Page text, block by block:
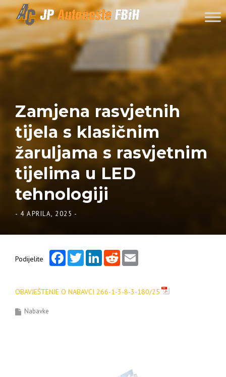
Skip to content
Zamjena rasvjetnih
tijela s klasičnim
žaruljama s rasvjetnim
tijelima u LED
tehnologiji
- 4 APRILA, 2025 -
Podijelite
FacebookTwitterLinkedInReddit
OBAVJEŠTENJE O NABAVCI 266-1-3-8-3-180/25
Nabavke